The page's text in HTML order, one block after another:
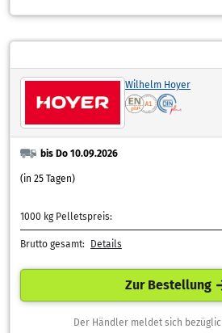
Wilhelm Hoyer
bis Do 10.09.2026
(in 25 Tagen)
1000 kg Pelletspreis:
Brutto gesamt: Details
Zur Bestellung
Der Händler meldet sich